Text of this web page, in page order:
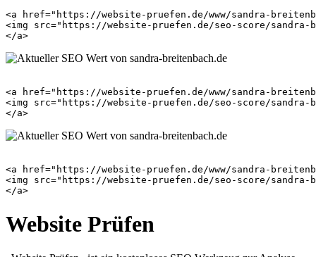
<a href="https://website-pruefen.de/www/sandra-
<img src="https://website-pruefen.de/seo-score/sandra-
<a href="https://website-pruefen.de/www/sandra-
<img src="https://website-pruefen.de/seo-score/sandra-
<a href="https://website-pruefen.de/www/sandra-
<img src="https://website-pruefen.de/seo-score/sandra-
Website Prüfen